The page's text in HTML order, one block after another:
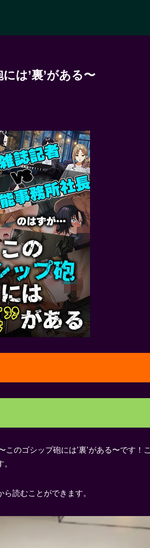
は’裏’がある〜
のゴシップ砲には’裏’がある〜です！
読むことができます。